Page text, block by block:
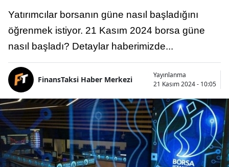
Yatırımcılar borsanın güne nasıl başladığını
öğrenmek istiyor. 21 Kasım 2024 borsa güne
nasıl başladı? Detaylar haberimizde...
FinansTaksi Haber Merkezi
Yayınlanma
21 Kasım 2024 - 10:05